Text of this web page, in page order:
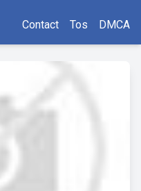
Contact Tos DMCA